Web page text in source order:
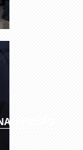
REVISÃO